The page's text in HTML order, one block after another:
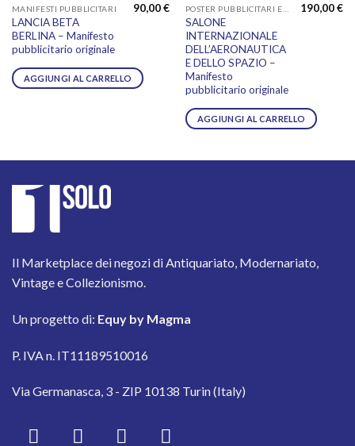
MANIFESTI PUBBLICITARI
LANCIA BETA
BERLINA – Manifesto
pubblicitario originale
90,00€
AGGIUNGI AL CARRELLO
SALONE
INTERNAZIONALE
DELL’AERONAUTICA
E DELLO SPAZIO –
Manifesto
pubblicitario originale
190,00€
AGGIUNGI AL CARRELLO
Il Marketplace dei negozi di Antiquariato, Modernariato,
Vintage e Collezionismo.
Un progetto di: Equy by Magma
P. IVA n. IT11189510016
Via Germanasca, 3 - ZIP 10138 Turin (Italy)